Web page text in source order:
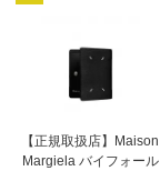
【正規取扱店】Maison
Margiela バイフォール